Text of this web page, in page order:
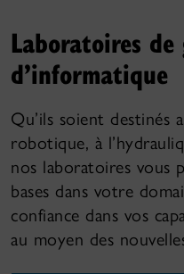
Laboratoires
d’informatique
Qu’ils soient destinés
robotique, à
nos laboratoires vous
bases dans votre
confiance dans vos
au moyen des